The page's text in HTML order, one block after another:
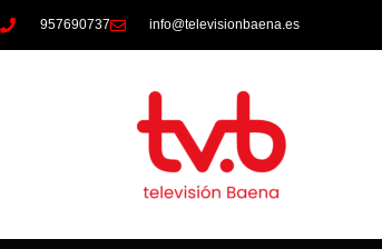
957690737 info@televisionbaena.es